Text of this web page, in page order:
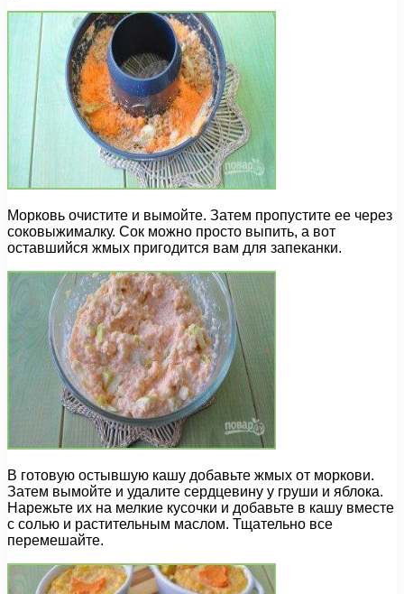
Морковь очистите и вымойте. Затем пропустите ее через
соковыжималку. Сок можно просто выпить, а вот
оставшийся жмых пригодится вам для запеканки.
В готовую остывшую кашу добавьте жмых от моркови.
Затем вымойте и удалите сердцевину у груши и яблока.
Нарежьте их на мелкие кусочки и добавьте в кашу вместе
с солью и растительным маслом. Тщательно все
перемешайте.